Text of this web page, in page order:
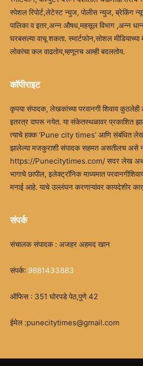
स्पेशल रिपोर्ट,लेटेस्ट न्युज, पोलीस न्युज, ब्रेकिंग
पालिका व इतर,अन्न औषध,महसूल विभाग ,अन्न
घरबसल्या वाचू शकता. स्मार्टफोन,सोशल मीडियाच्या
लोकांचा कल वाढतोय,म्हणूनच आम्ही बदलतोय.
कॉपीराइट
कृपया संपादक, लेखकांच्या परवानगी शिवाय
इतरत्र वापरू नयेत. या संकेतस्थळावर प्रकाशित
त्याचे हक्क ‘Pune city times’ आणि संबंधित
झालेल्या मजकुराशी संपादक सहमत असतीलच असे
https://Punecitytimes.com/ सदर लेख
भागाचे छापील, इलेक्ट्रॉनिक माध्यमात
मनाई आहे. याचे उल्लंघन करणाऱ्यांवर कायदेशीर
संपर्क
संचालक संपादक : अजहर अहमद खान
संपर्क: 9881433883
ऑफिस : 351 घोरपडे पेठ,पुणे 42
ईमेल :punecitytimes@gmail.com